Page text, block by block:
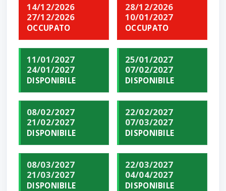
14/12/2026
27/12/2026
OCCUPATO
28/12/2026
10/01/2027
OCCUPATO
11/01/2027
24/01/2027
DISPONIBILE
25/01/2027
07/02/2027
DISPONIBILE
08/02/2027
21/02/2027
DISPONIBILE
22/02/2027
07/03/2027
DISPONIBILE
08/03/2027
21/03/2027
DISPONIBILE
22/03/2027
04/04/2027
DISPONIBILE